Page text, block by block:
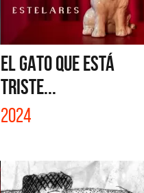
EL GATO QUE ESTÁ
TRISTE...
2024